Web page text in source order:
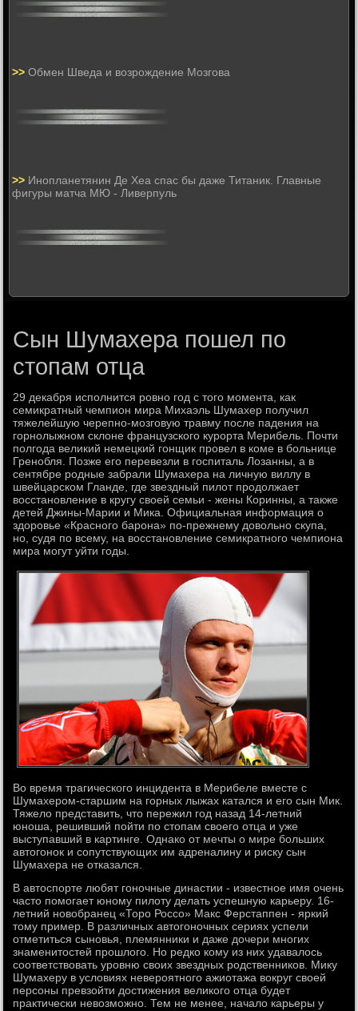
>>Обмен Шведа и возрождение Мозгова
>> Инопланетянин Де Хеа спас бы даже Титаник. Главные
фигуры матча МЮ - Ливерпуль
Сын Шумахера пошел по
стопам отца
29 декабря исполнится ровно год с того момента, как
семикратный чемпион мира Михаэль Шумахер получил
тяжелейшую черепно-мозговую травму после падения на
горнолыжном склоне французского курорта Мерибель. Почти
полгода великий немецкий гонщик провел в коме в больнице
Гренобля. Позже его перевезли в госпиталь Лозанны, а в
сентябре родные забрали Шумахера на личную виллу в
швейцарском Гланде, где звездный пилот продолжает
восстановление в кругу своей семьи - жены Коринны, а также
детей Джины-Марии и Мика. Официальная информация о
здоровье «Красного барона» по-прежнему довольно скупа,
но, судя по всему, на восстановление семикратного чемпиона
мира могут уйти годы.
Во время трагического инцидента в Мерибеле вместе с
Шумахером-старшим на горных лыжах катался и его сын Мик.
Тяжело представить, что пережил год назад 14-летний
юноша, решивший пойти по стопам своего отца и уже
выступавший в картинге. Однако от мечты о мире больших
автогонок и сопутствующих им адреналину и риску сын
Шумахера не отказался.
В автоспорте любят гоночные династии - известное имя очень
часто помогает юному пилоту делать успешную карьеру. 16-
летний новобранец «Торо Россо» Макс Ферстаппен - яркий
тому пример. В различных автогоночных сериях успели
отметиться сыновья, племянники и даже дочери многих
знаменитостей прошлого. Но редко кому из них удавалось
соответствовать уровню своих звездных родственников. Мику
Шумахеру в условиях невероятного ажиотажа вокруг своей
персоны превзойти достижения великого отца будет
практически невозможно. Тем не менее, начало карьеры у